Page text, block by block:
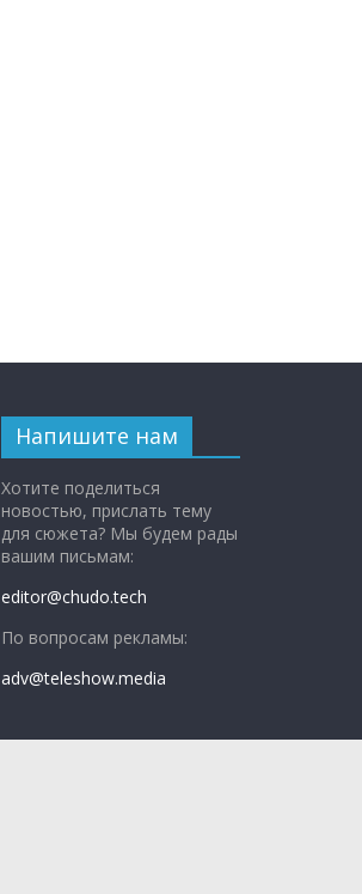
Напишите нам
Хотите поделиться
новостью, прислать тему
для сюжета? Мы будем рады
вашим письмам:
editor@chudo.tech
По вопросам рекламы:
adv@teleshow.media